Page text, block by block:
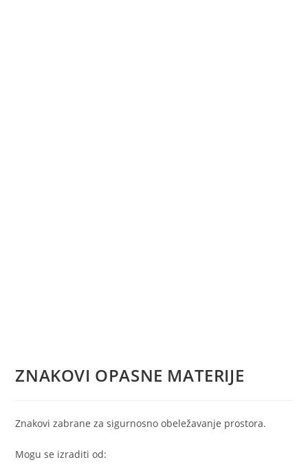
ZNAKOVI OPASNE MATERIJE
Znakovi zabrane za sigurnosno obeležavanje prostora.
Mogu se izraditi od: